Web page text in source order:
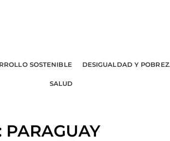
SOSTENIBLE DESIGUALDAD Y
SALUD
PARAGUAY